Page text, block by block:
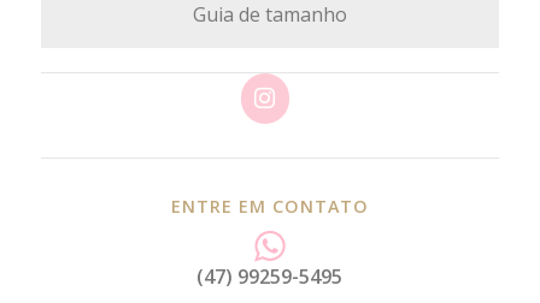
Guia de tamanho
ENTRE EM CONTATO
(47) 99259-5495